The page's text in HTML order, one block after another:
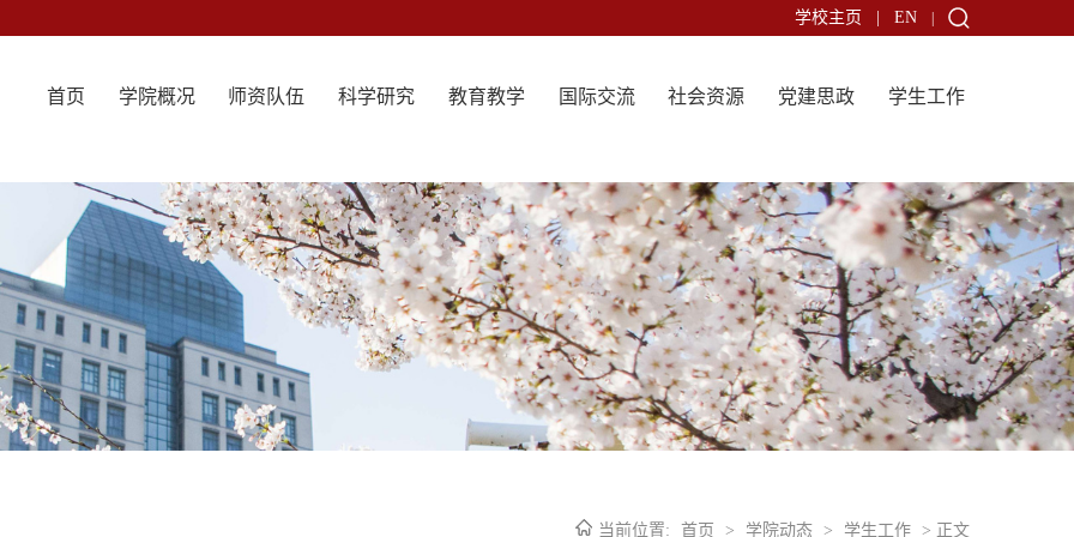
学校主页 EN
首页 学院概况 师资队伍 科学研究 教育教学 国际交流 社会资源 党建思政 学生工作
当前位置: 首页 > 学院动态 > 学生工作 > 正文